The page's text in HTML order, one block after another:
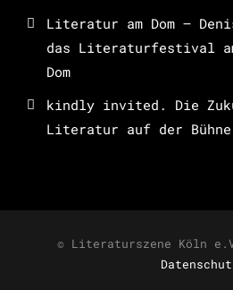
Literatur am Dom –
das Literaturfestival
Dom
kindly invited. Die
Literatur auf der
© Literaturszene Köln